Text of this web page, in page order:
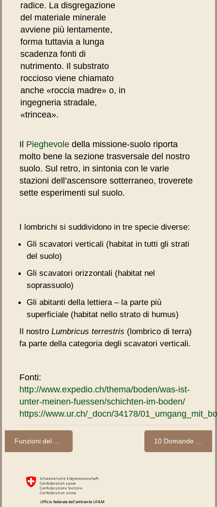
radice. La disgregazione
del materiale minerale
avviene più lentamente,
forma tuttavia a lunga
scadenza fonti di
nutrimento. Il substrato
roccioso viene chiamato
anche «roccia madre» o, in
ingegneria stradale,
«trincea».
Il Pieghevoledella missione-suolo riporta
molto bene la sezione trasversale del nostro
suolo. Sul retro, in sintonia con le varie
stazioni dell’ascensore sotterraneo, troverete
sette esperimenti sul suolo.
I lombrichi si suddividono in tre specie diverse:
Gli scavatori verticali (habitat in tutti gli strati
del suolo)
Gli scavatori orizzontali (habitat nel
soprassuolo)
Gli abitanti della lettiera – la parte più
superficiale (habitat nello strato di humus)
Il nostro Lumbricus terrestris (lombrico di terra)
fa parte della categoria degli scavatori verticali.
Fonti:
http://www.expedio.ch/thema/boden/was-ist-
unter-meinen-fuessen/schichten-im-boden/
https://www.ur.ch/_docn/34178/
Funzioni del suolo: suolo e clima 10 Domande sul nostro lombrico (prima parte)